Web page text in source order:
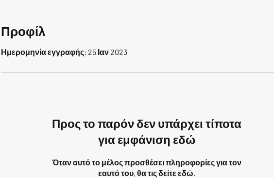
Προφίλ
Ημερομηνία εγγραφής: 25 Ιαν 2023
Προς το παρόν δεν υπάρχει τίποτα
για εμφάνιση εδώ
Όταν αυτό το μέλος προσθέσει πληροφορίες για τον
εαυτό του, θα τις δείτε εδώ.